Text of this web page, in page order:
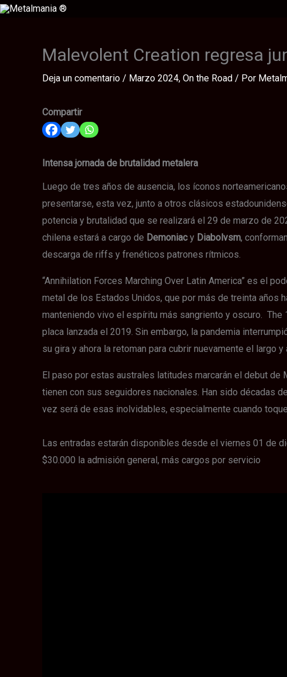
Ir
Malevolent Creation regresa
Deja un comentario / Marzo 2024, On the Road / Por
Compartir
Intensa jornada de brutalidad metalera
Luego de tres años de ausencia, los íconos
presentarse, esta vez, junto a otros clásicos
potencia y brutalidad que se realizará el 29 de marzo de
chilena estará a cargo de Demoniacy Diabolvsm,
descarga de riffs y frenéticos patrones rítmicos.
“Annihilation Forces Marching Over Latin America” es el
metal de los Estados Unidos, que por más de treinta años
manteniendo vivo el espíritu más sangriento y oscuro.
placa lanzada el 2019. Sin embargo, la pandemia
su gira y ahora la retoman para cubrir nuevamente el largo
El paso por estas australes latitudes marcarán el debut de
tienen con sus seguidores nacionales. Han sido décadas
vez será de esas inolvidables, especialmente cuando
Las entradas estarán disponibles desde el viernes 01 de
$30.000 la admisión general, más cargos por servicio